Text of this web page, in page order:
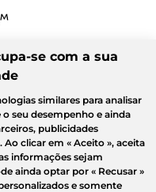
se com a sua
similares para analisar
seu desempenho e ainda
publicidades
Ao clicar em « Aceito », aceita
informações sejam
ainda optar por « Recusar »
e somente